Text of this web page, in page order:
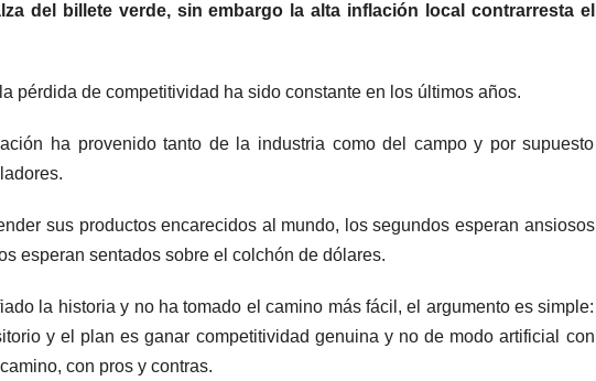
del billete verde, sin embargo la alta inflación local contrarresta el
pérdida de competitividad ha sido constante en los últimos años.
ha provenido tanto de la industria como del campo y por supuesto
sus productos encarecidos al mundo, los segundos esperan ansiosos
esperan sentados sobre el colchón de dólares.
la historia y no ha tomado el camino más fácil, el argumento es simple:
y el plan es ganar competitividad genuina y no de modo artificial con
con pros y contras.